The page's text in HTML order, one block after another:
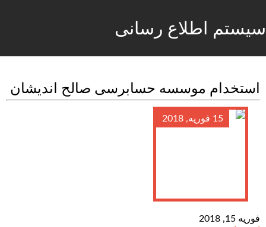
سیستم اطلاع رسانی
استخدام موسسه حسابرسی صالح اندیشان
15 فوریه, 2018
فوریه 15, 2018